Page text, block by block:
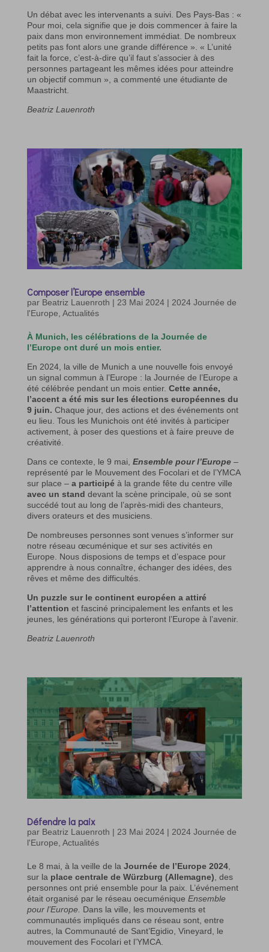
Un débat avec les intervenants a suivi. Des Pays-Bas : «
Pour moi, cela signifie que je dois commencer à faire la
paix dans mon environnement immédiat. De nombreux
petits pas font alors une grande différence ». « L’unité
fait la force, c’est-à-dire qu’il faut s’associer à des
personnes partageant les mêmes idées pour atteindre
un objectif commun », a commenté une étudiante de
Maastricht.
Beatriz Lauenroth
Composer l’Europe ensemble
par Beatriz Lauenroth | 23 Mai 2024| 2024 Journée de
l'Europe, Actualités
À Munich, les célébrations de la Journée de
l’Europe ont duré un mois entier.
En 2024, la ville de Munich a une nouvelle fois envoyé
un signal commun à l’Europe : la Journée de l’Europe a
été célébrée pendant un mois entier. Cette année,
l’accent a été mis sur les élections européennes du
9 juin. Chaque jour, des actions et des événements ont
eu lieu. Tous les Munichois ont été invités à participer
activement, à poser des questions et à faire preuve de
créativité.
Dans ce contexte, le 9 mai, Ensemble pour l’Europe –
représenté par le Mouvement des Focolari et de l’YMCA
sur place – a participé à la grande fête du centre ville
avec un stand devant la scène principale, où se sont
succédé tout au long de l’après-midi des chanteurs,
divers orateurs et des musiciens.
De nombreuses personnes sont venues s’informer sur
notre réseau œcuménique et sur ses activités en
Europe. Nous disposions de temps et d’espace pour
apprendre à nous connaître, échanger des idées, des
rêves et même des difficultés.
Un puzzle sur le continent européen a attiré
l’attention et fasciné principalement les enfants et les
jeunes, les générations qui porteront l’Europe à l’avenir.
Beatriz Lauenroth
Défendre la paix
par Beatriz Lauenroth | 23 Mai 2024| 2024 Journée de
l'Europe Actualités
Le 8 mai, à la veille de la Journée de l’Europe 2024,
sur la place centrale de Würzburg (Allemagne) , des
personnes ont prié ensemble pour la paix. L’événement
était organisé par le réseau oecuménique Ensemble
pour l’Europe. Dans la ville, les mouvements et
communautés impliqués dans ce réseau sont, entre
autres, la Communauté de Sant’Egidio, Vineyard, le
mouvement des Focolari et l’YMCA.